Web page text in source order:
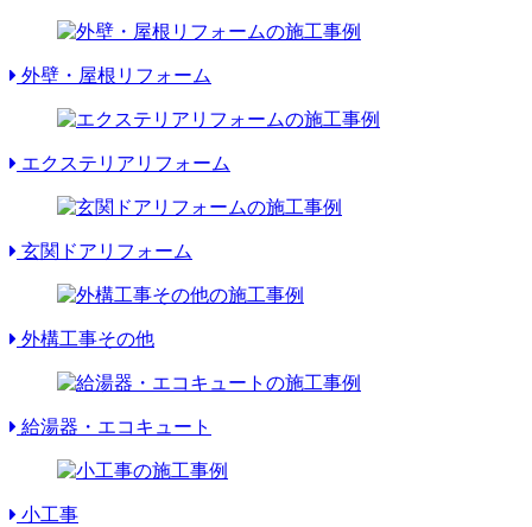
外壁・屋根リフォーム
エクステリアリフォーム
玄関ドアリフォーム
外構工事その他
給湯器・エコキュート
小工事